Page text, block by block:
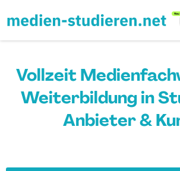
Vollzeit
Weiterbildung in
Anbieter &